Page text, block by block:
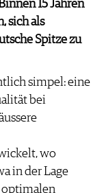
15 Jahren
sich als
Spitze zu
simpel: eine
bei
wo
in der Lage
optimalen